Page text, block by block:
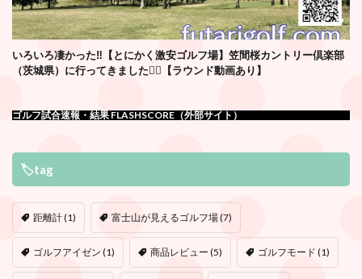
いろいろ凄かった‼️【とにかく激安ゴルフ場】笠間桜カントリー倶楽部
（茨城県）に行ってきました🏌️‍♂️【ラウンド動画あり】
ゴルフ試合速報・結果 FLASHSCORE（外部サイト）
🏷tag
距離計(1) 富士山が見えるゴルフ場(7)
ゴルフアイゼン (1) 商品レビュー (5) ゴルフモード (1)